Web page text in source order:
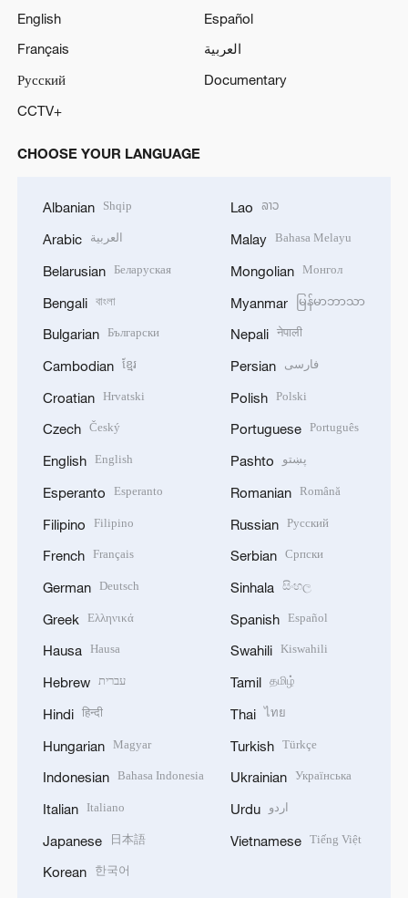
English
Español
Français
العربية
Русский
Documentary
CCTV+
CHOOSE YOUR LANGUAGE
Albanian Shqip
Arabic العربية
Belarusian Беларуская
Bengali বাংলা
Bulgarian Български
Cambodian ខ្មែរ
Croatian Hrvatski
Czech Český
English English
Esperanto Esperanto
Filipino Filipino
French Français
German Deutsch
Greek Ελληνικά
Hausa Hausa
Hebrew עברית
Hindi हिन्दी
Hungarian Magyar
Indonesian Bahasa Indonesia
Italian Italiano
Japanese 日本語
Korean 한국어
Lao ລາວ
Malay Bahasa Melayu
Mongolian Монгол
Myanmar မြန်မာဘာသာ
Nepali नेपाली
Persian فارسی
Polish Polski
Portuguese Português
Pashto پښتو
Romanian Română
Russian Русский
Serbian Српски
Sinhala සිංහල
Spanish Español
Swahili Kiswahili
Tamil தமிழ்
Thai ไทย
Turkish Türkçe
Ukrainian Українська
Urdu اردو
Vietnamese Tiếng Việt